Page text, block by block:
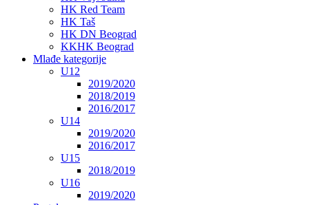
HK Red Team
HK Taš
HK DN Beograd
KKHK Beograd
Mlađe kategorije
U12
2019/2020
2018/2019
2016/2017
U14
2019/2020
2016/2017
U15
2018/2019
U16
2019/2020